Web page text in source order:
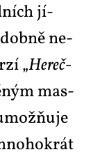
jí­
ne­
„He­reč­
mas­